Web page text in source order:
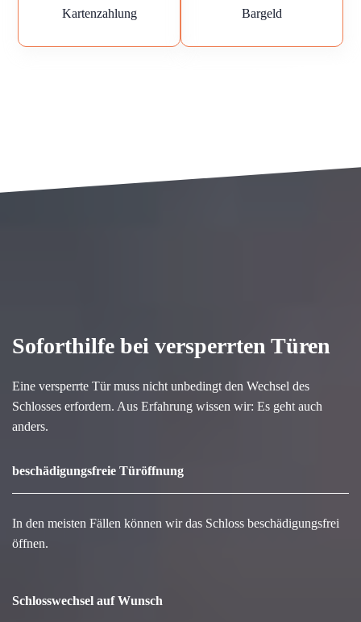
Kartenzahlung Bargeld
Soforthilfe bei versperrten Türen
Eine versperrte Tür muss nicht unbedingt den Wechsel des
Schlosses erfordern. Aus Erfahrung wissen wir: Es geht auch
anders.
beschädigungsfreie Türöffnung
In den meisten Fällen können wir das Schloss beschädigungsfrei
öffnen.
Schlosswechsel auf Wunsch